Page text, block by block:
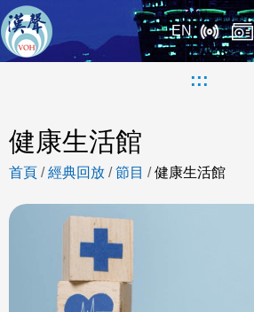
EN
:::
健康生活館
首頁 /經典回放 /節目 /健康生活館